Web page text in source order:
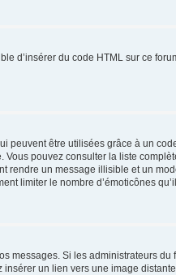
d’insérer du code HTML sur ce
peuvent être utilisées grâce à un
Vous pouvez consulter la liste
rendre un message illisible et un
limiter le nombre d’émoticônes
messages. Si les administrateurs
insérer un lien vers une image